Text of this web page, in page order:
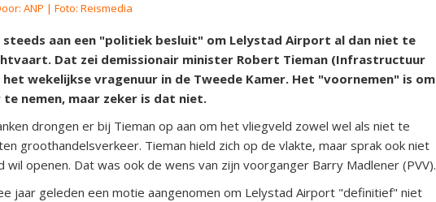
ANP | Foto: Reismedia
aan een "politiek besluit" om Lelystad Airport al dan niet te
Dat zei demissionair minister Robert Tieman (Infrastructuur
wekelijkse vragenuur in de Tweede Kamer. Het "voornemen" is om
nemen, maar zeker is dat niet.
drongen er bij Tieman op aan om het vliegveld zowel wel als niet te
groothandelsverkeer. Tieman hield zich op de vlakte, maar sprak ook niet
openen. Dat was ook de wens van zijn voorganger Barry Madlener (PVV).
jaar geleden een motie aangenomen om Lelystad Airport "definitief" niet